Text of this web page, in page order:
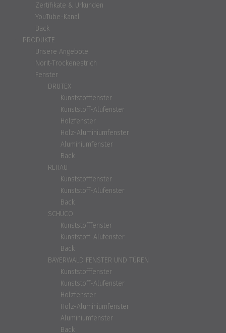
Zertifikate & Urkunden
YouTube-Kanal
Back
PRODUKTE
Unsere Angebote
Norit-Trockenestrich
Fenster
DRUTEX
Kunststofffenster
Kunststoff-Alufenster
Holzfenster
Holz-Aluminiumfenster
Aluminiumfenster
Back
REHAU
Kunststofffenster
Kunststoff-Alufenster
Back
SCHÜCO
Kunststofffenster
Kunststoff-Alufenster
Back
BAYERWALD FENSTER UND TÜREN
Kunststofffenster
Kunststoff-Alufenster
Holzfenster
Holz-Aluminiumfenster
Aluminiumfenster
Back